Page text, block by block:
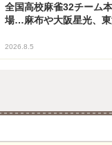
全国高校麻雀32チーム
場…麻布や大阪星光、
2026.8.5